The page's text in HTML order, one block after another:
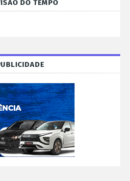
DO TEMPO